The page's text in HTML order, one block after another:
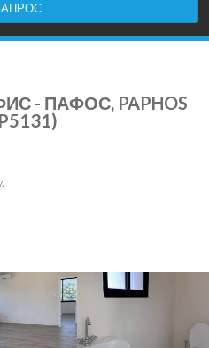
- ПАФОС, PAPHOS